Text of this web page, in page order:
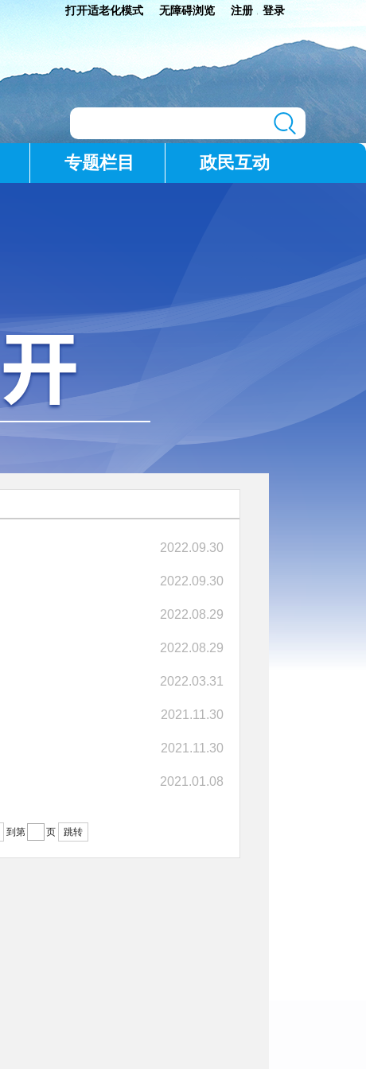
打开适老化模式 无障碍浏览 注册 登录
专题栏目 政民互动
2022.09.30
2022.09.30
2022.08.29
2022.08.29
2022.03.31
2021.11.30
2021.11.30
2021.01.08
到第 页 跳转